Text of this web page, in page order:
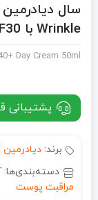
Wrinkle با SPF30 حجم 50 میل
Day Cream 50ml
پشتیبانی
برند: دیادرمین | DIADERMINE
دسته‌بندی‌ها:
مراقبت پوست